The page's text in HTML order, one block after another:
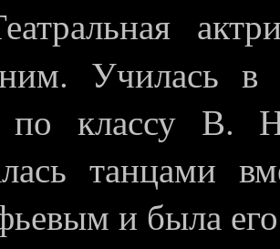
а
Училась в
по классу В.
танцами
и была